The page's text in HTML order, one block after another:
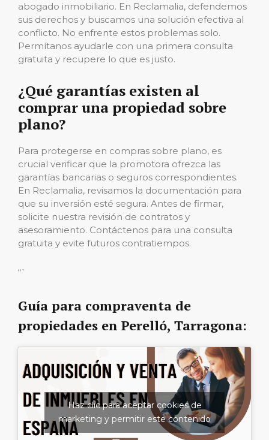
abogado inmobiliario. En Reclamalia, defendemos
sus derechos y buscamos una solución efectiva al
conflicto. No enfrente estos problemas solo.
Permítanos ayudarle con una primera consulta
gratuita y recupere lo que es justo.
¿Qué garantías existen al
comprar una propiedad sobre
plano?
Para protegerse en compras sobre plano, es
crucial verificar que la promotora ofrezca las
garantías bancarias o seguros correspondientes.
En Reclamalia, revisamos la documentación para
que su inversión esté segura. Antes de firmar,
solicite nuestra revisión de contratos y
asesoramiento. Contáctenos para una consulta
gratuita y evite futuros contratiempos.
“`
Guía para compraventa de
propiedades en Perelló, Tarragona:
Haz clic para aceptar cookies de
marketing y permitir este contenido